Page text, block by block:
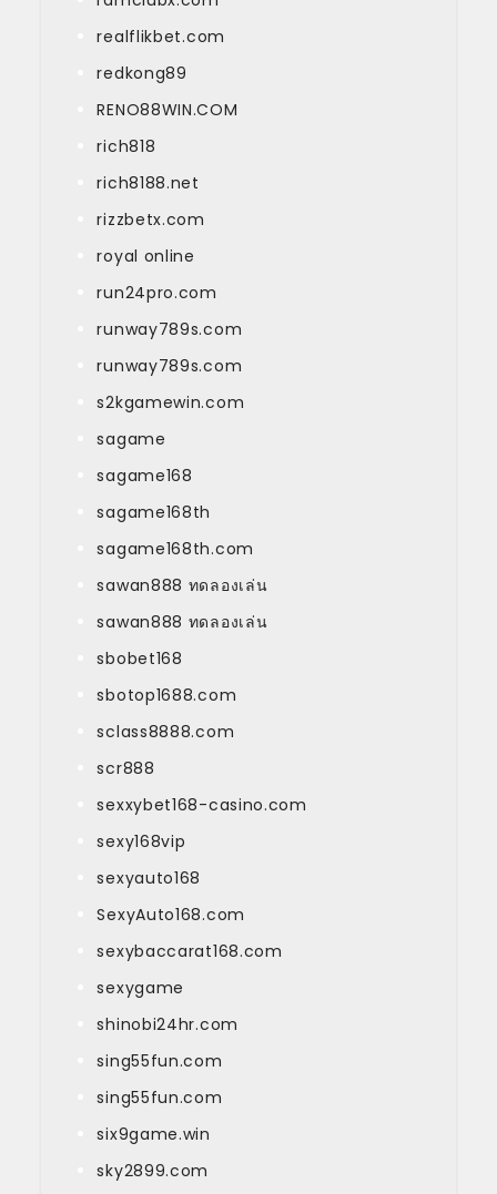
realflikbet.com
redkong89
RENO88WIN.COM
rich818
rich8188.net
rizzbetx.com
royal online
run24pro.com
runway789s.com
runway789s.com
s2kgamewin.com
sagame
sagame168
sagame168th
sagame168th.com
sawan888 ทดลองเล่น
sawan888 ทดลองเล่น
sbobet168
sbotop1688.com
sclass8888.com
scr888
sexxybet168-casino.com
sexy168vip
sexyauto168
SexyAuto168.com
sexybaccarat168.com
sexygame
shinobi24hr.com
sing55fun.com
sing55fun.com
six9game.win
sky2899.com